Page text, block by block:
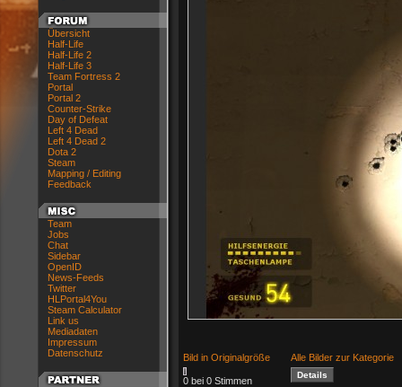
Übersicht
Half-Life
Half-Life 2
Half-Life 3
Team Fortress 2
Portal
Portal 2
Counter-Strike
Day of Defeat
Left 4 Dead
Left 4 Dead 2
Dota 2
Steam
Mapping / Editing
Feedback
Team
Jobs
Chat
Sidebar
OpenID
News-Feeds
Twitter
HLPortal4You
Steam Calculator
Link us
Mediadaten
Impressum
Datenschutz
Bild in Originalgröße Alle Bilder zur Kategorie
0 bei 0 Stimmen